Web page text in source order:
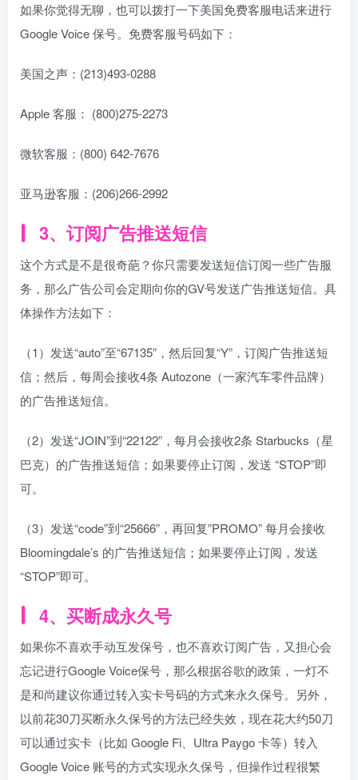
如果你觉得无聊，也可以拨打一下美国免费客服电话来进行
Google Voice 保号。免费客服号码如下：
美国之声：(213)493-0288
Apple 客服： (800)275-2273
微软客服：(800) 642-7676
亚马逊客服：(206)266-2992
3、订阅广告推送短信
这个方式是不是很奇葩？你只需要发送短信订阅一些广告服
务，那么广告公司会定期向你的GV号发送广告推送短信。具
体操作方法如下：
（1）发送“auto”至“67135”，然后回复“Y”，订阅广告推送短
信；然后，每周会接收4条 Autozone（一家汽车零件品牌）
的广告推送短信。
（2）发送“JOIN”到“22122”，每月会接收2条 Starbucks（星
巴克）的广告推送短信；如果要停止订阅，发送 “STOP”即
可。
（3）发送“code”到“25666”，再回复”PROMO” 每月会接收
Bloomingdale’s 的广告推送短信；如果要停止订阅，发送
“STOP”即可。
4、买断成永久号
如果你不喜欢手动互发保号，也不喜欢订阅广告，又担心会
忘记进行Google Voice保号，那么根据谷歌的政策，一灯不
是和尚建议你通过转入实卡号码的方式来永久保号。另外，
以前花30刀买断永久保号的方法已经失效，现在花大约50刀
可以通过实卡（比如 Google Fi、Ultra Paygo 卡等）转入
Google Voice 账号的方式实现永久保号，但操作过程很繁